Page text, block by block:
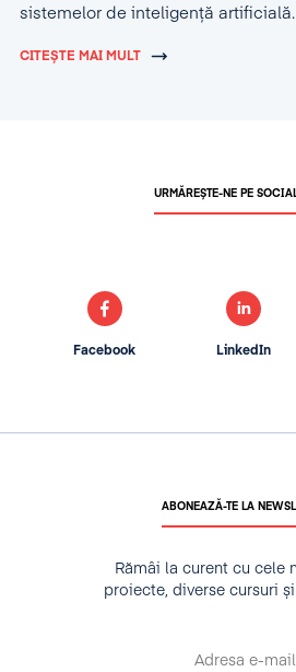
sistemelor de inteligență artificială.
CITEȘTE MAI MULT
ABONEAZĂ-TE LA
Rămâi la curent cu cele
proiecte, diverse cursuri
URMĂREȘTE-NE PE
Facebook LinkedIn